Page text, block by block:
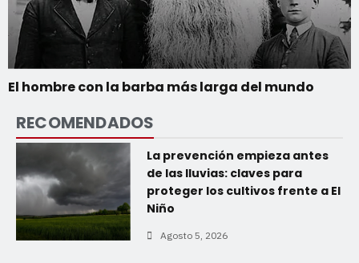
El hombre con la barba más larga del mundo
RECOMENDADOS
La prevención empieza antes
de las lluvias: claves para
proteger los cultivos frente a El
Niño
Agosto 5, 2026